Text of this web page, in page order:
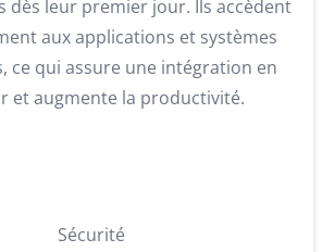
dès leur premier jour. Ils accèdent
aux applications et systèmes
ce qui assure une intégration en
et augmente la productivité.
Sécurité